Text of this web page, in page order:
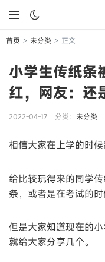
首页 > 未分类 > 正文
小学生传纸条
红，网友：还
2022-04-17 分类： 未分类
相信大家在上学的时
给比较玩得来的同学
条，或者是在考试的时
但是大家知道现在的
就给大家分享几个。